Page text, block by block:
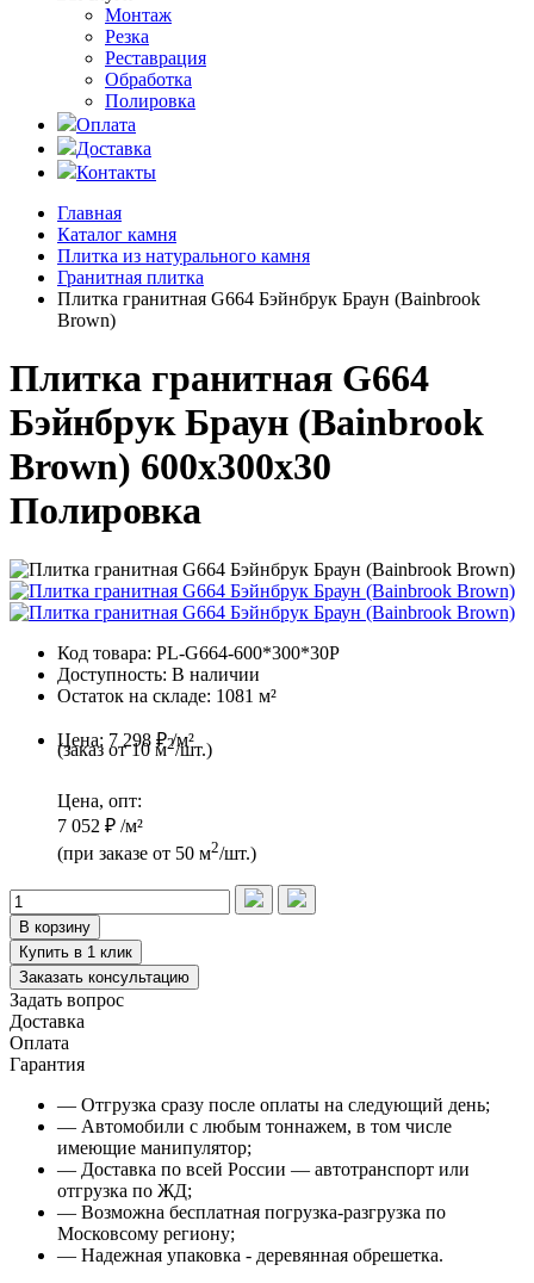
Монтаж
Резка
Реставрация
Обработка
Полировка
Оплата
Доставка
Контакты
Главная
Каталог камня
Плитка из натурального камня
Гранитная плитка
Плитка гранитная G664 Бэйнбрук Браун (Bainbrook
Brown)
Плитка гранитная G664
Бэйнбрук Браун (Bainbrook
Brown) 600x300x30
Полировка
Код товара: PL-G664-600*300*30P
Доступность: В наличии
Остаток на складе: 1081 м²
Цена: 7 298 ₽ /м²
(заказ от 10 м2/шт.)
Цена, опт:
7 052 ₽ /м²
(при заказе от 50 м2/шт.)
В корзину
Купить в 1 клик
Заказать консультацию
Задать вопрос
Доставка
Оплата
Гарантия
— Отгрузка сразу после оплаты на следующий день;
— Автомобили с любым тоннажем, в том числе
имеющие манипулятор;
— Доставка по всей России — автотранспорт или
отгрузка по ЖД;
— Возможна бесплатная погрузка-разгрузка по
Московсому региону;
— Надежная упаковка - деревянная обрешетка.